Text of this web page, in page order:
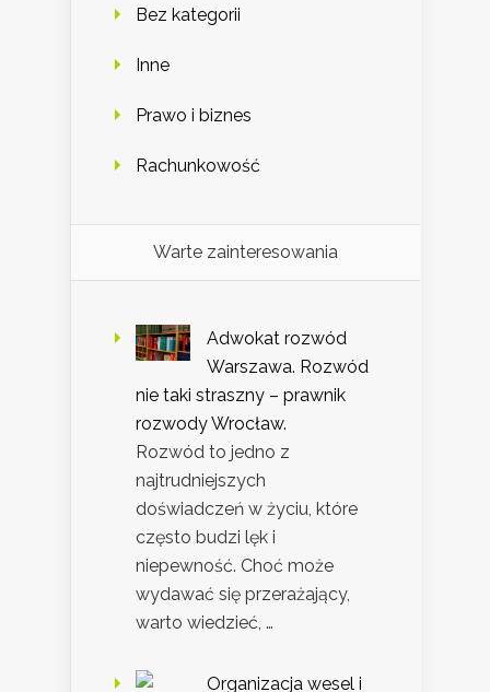
Bez kategorii
Inne
Prawo i biznes
Rachunkowość
Warte zainteresowania
Adwokat rozwód
Warszawa. Rozwód
nie taki straszny – prawnik
rozwody Wrocław.
Rozwód to jedno z
najtrudniejszych
doświadczeń w życiu, które
często budzi lęk i
niepewność. Choć może
wydawać się przerażający,
warto wiedzieć, …
Organizacja wesel i